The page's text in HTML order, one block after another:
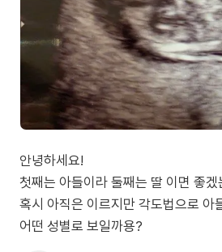
안녕하세요!
첫째는 아들이라 둘째는 딸 이면 좋겠
혹시 아직은 이르지만 각도법으로 아